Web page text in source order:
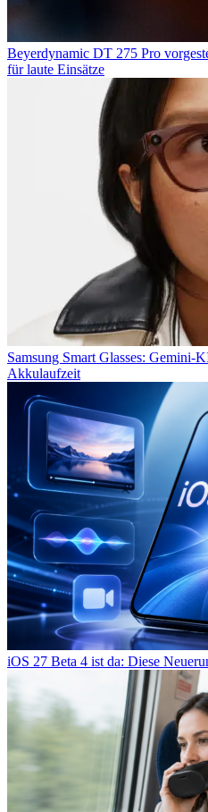
Beyerdynamic DT 275 Pro
für laute Einsätze
Samsung Smart Glasses: Gemini-
Akkulaufzeit
iOS 27 Beta 4 ist da: Diese